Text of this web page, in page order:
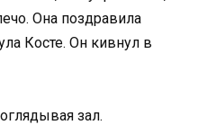
Она поздравила
Косте. Он кивнул в
зал.